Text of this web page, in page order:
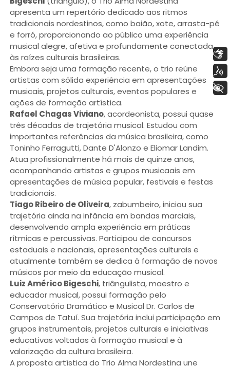
apresenta um repertório dedicado aos ritmos
tradicionais nordestinos, como baião, xote, arrasta-pé
e forró, proporcionando ao público uma experiência
musical alegre, afetiva e profundamente conectada
às raízes culturais brasileiras.
Embora seja uma formação recente, o trio reúne
artistas com sólida experiência em apresentações
musicais, projetos culturais, eventos populares e
ações de formação artística.
Rafael Chagas Viviano, acordeonista, possui quase
três décadas de trajetória musical. Estudou com
importantes referências da música brasileira, como
Toninho Ferragutti, Dante D'Alonzo e Eliomar Landim.
Atua profissionalmente há mais de quinze anos,
acompanhando artistas e grupos musicaais em
apresentações de música popular, festivais e festas
tradicionais.
Tiago Ribeiro de Oliveira, zabumbeiro, iniciou sua
trajetória ainda na infância em bandas marciais,
desenvolvendo ampla experiência em práticas
rítmicas e percussivas. Participou de concursos
estaduais e nacionais, apresentações culturais e
atualmente também se dedica à formação de novos
músicos por meio da educação musical.
Luiz Américo Bigeschi, triângulista, maestro e
educador musical, possui formação pelo
Conservatório Dramático e Musical Dr. Carlos de
Campos de Tatuí. Sua trajetória inclui participação em
grupos instrumentais, projetos culturais e iniciativas
educativas voltadas à formação musical e à
valorização da cultura brasileira.
A proposta artística do Trio Alma Nordestina une
Voz
+ Acessibilidade